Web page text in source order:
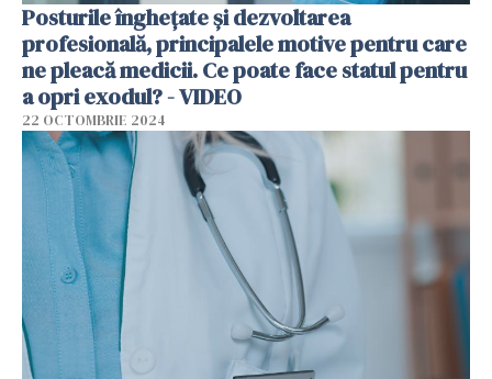
Posturile înghețate și dezvoltarea
profesională, principalele motive pentru care
ne pleacă medicii. Ce poate face statul pentru
a opri exodul? - VIDEO
22 OCTOMBRIE 2024